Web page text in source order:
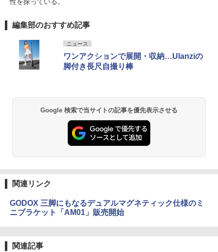
編集部のおすすめ記事
ニュース
ワンアクションで展開・収納…Ulanziの
脚付き長尺自撮り棒
Google 検索で当サイトの記事を優先表示させる
関連リンク
GODOX 三脚にもなるデュアルマグネティック仕様のミ
ニブラケット「AM01」販売開始
関連記事